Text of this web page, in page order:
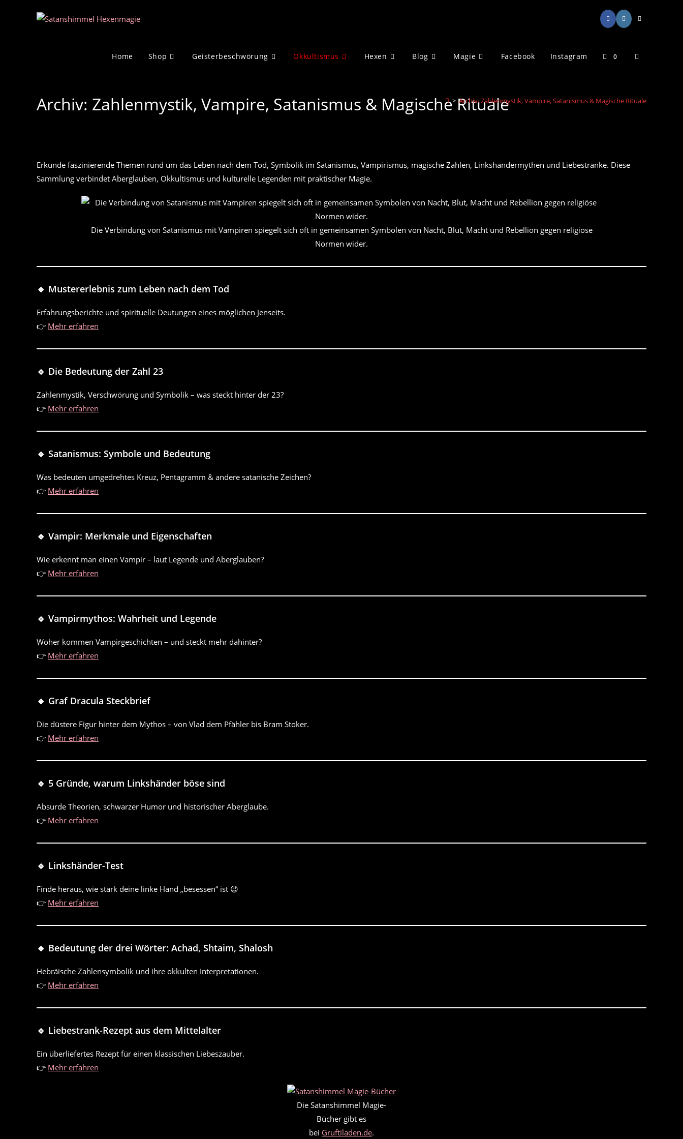
Home Shop Geisterbeschwörung Okkultismus Hexen Blog Magie Facebook Instagram 0 Website-
Archiv: Zahlenmystik, Vampire, Satanismus & Magische Rituale
> Archiv: Zahlenmystik, Vampire, Satanismus & Magische Rituale
Erkunde faszinierende Themen rund um das Leben nach dem Tod, Symbolik im Satanismus, Vampirismus, magische Zahlen, Linkshändermythen und Liebestränke. Diese
Sammlung verbindet Aberglauben, Okkultismus und kulturelle Legenden mit praktischer Magie.
Die Verbindung von Satanismus mit Vampiren spiegelt sich oft in gemeinsamen Symbolen von Nacht, Blut, Macht und Rebellion gegen religiöse
Normen wider.
🔹 Mustererlebnis zum Leben nach dem Tod
Erfahrungsberichte und spirituelle Deutungen eines möglichen Jenseits.
👉 Mehr erfahren
🔹 Die Bedeutung der Zahl 23
Zahlenmystik, Verschwörung und Symbolik – was steckt hinter der 23?
👉 Mehr erfahren
🔹 Satanismus: Symbole und Bedeutung
Was bedeuten umgedrehtes Kreuz, Pentagramm & andere satanische Zeichen?
👉 Mehr erfahren
🔹 Vampir: Merkmale und Eigenschaften
Wie erkennt man einen Vampir – laut Legende und Aberglauben?
👉 Mehr erfahren
🔹 Vampirmythos: Wahrheit und Legende
Woher kommen Vampirgeschichten – und steckt mehr dahinter?
👉 Mehr erfahren
🔹 Graf Dracula Steckbrief
Die düstere Figur hinter dem Mythos – von Vlad dem Pfähler bis Bram Stoker.
👉 Mehr erfahren
🔹 5 Gründe, warum Linkshänder böse sind
Absurde Theorien, schwarzer Humor und historischer Aberglaube.
👉 Mehr erfahren
🔹 Linkshänder-Test
Finde heraus, wie stark deine linke Hand „besessen“ ist 😉
👉 Mehr erfahren
🔹 Bedeutung der drei Wörter: Achad, Shtaim, Shalosh
Hebräische Zahlensymbolik und ihre okkulten Interpretationen.
👉 Mehr erfahren
🔹 Liebestrank-Rezept aus dem Mittelalter
Ein überliefertes Rezept für einen klassischen Liebeszauber.
👉 Mehr erfahren
Die Satanshimmel Magie-
Bücher gibt es
bei Gruftiladen.de.